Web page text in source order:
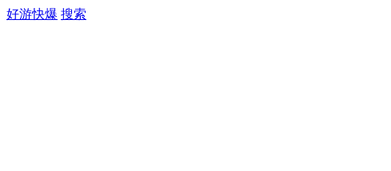
好游快爆 搜索